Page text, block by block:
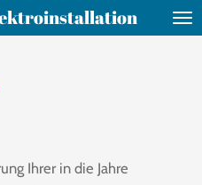
Ihrer in die Jahre